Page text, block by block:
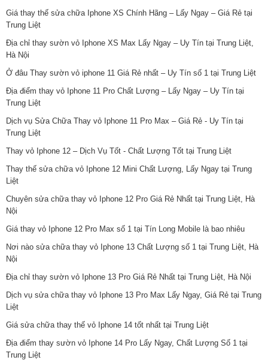
Giá thay thế sửa chữa Iphone XS Chính Hãng – Lấy Ngay – Giá Rẻ tại
Trung Liệt
Địa chỉ thay sườn vỏ Iphone XS Max Lấy Ngay – Uy Tín tại Trung Liệt,
Hà Nội
Ở đâu Thay sườn vỏ iphone 11 Giá Rẻ nhất – Uy Tín số 1 tại Trung Liệt
Địa điểm thay vỏ Iphone 11 Pro Chất Lượng – Lấy Ngay – Uy Tín tại
Trung Liệt
Dịch vụ Sửa Chữa Thay vỏ Iphone 11 Pro Max – Giá Rẻ - Uy Tín tại
Trung Liệt
Thay vỏ Iphone 12 – Dịch Vụ Tốt - Chất Lượng Tốt tại Trung Liệt
Thay thế sửa chữa vỏ Iphone 12 Mini Chất Lượng, Lấy Ngay tại Trung
Liệt
Chuyên sửa chữa thay vỏ Iphone 12 Pro Giá Rẻ Nhất tại Trung Liệt, Hà
Nội
Giá thay vỏ Iphone 12 Pro Max số 1 tại Tín Long Mobile là bao nhiêu
Nơi nào sửa chữa thay vỏ Iphone 13 Chất Lượng số 1 tại Trung Liệt, Hà
Nội
Địa chỉ thay sườn vỏ Iphone 13 Pro Giá Rẻ Nhất tại Trung Liệt, Hà Nội
Dịch vụ sửa chữa thay vỏ Iphone 13 Pro Max Lấy Ngay, Giá Rẻ tại Trung
Liệt
Giá sửa chữa thay thế vỏ Iphone 14 tốt nhất tại Trung Liệt
Địa điểm thay sườn vỏ Iphone 14 Pro Lấy Ngay, Chất Lượng Số 1 tại
Trung Liệt